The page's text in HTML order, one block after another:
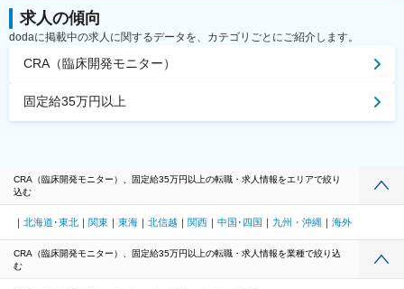
求人の傾向
dodaに掲載中の求人に関するデータを、カテゴリごとにご紹介します。
CRA（臨床開発モニター）
固定給35万円以上
CRA（臨床開発モニター）、固定給35万円以上の転職・求人情報をエリアで絞り
込む
北海道･東北 関東 東海 北信越 関西 中国･四国 九州・沖縄 海外
CRA（臨床開発モニター）、固定給35万円以上の転職・求人情報を業種で絞り込
む